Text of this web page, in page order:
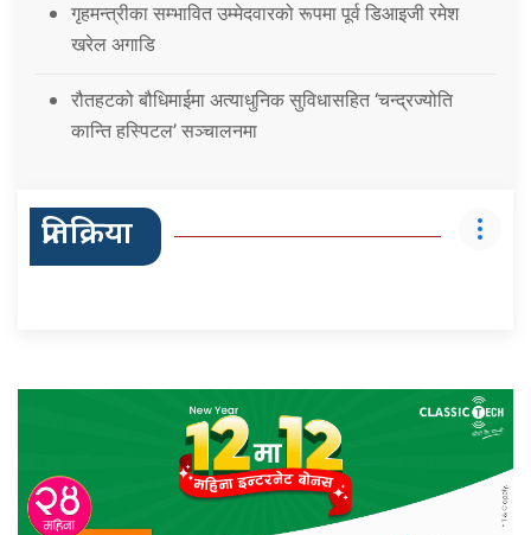
गृहमन्त्रीका सम्भावित उम्मेदवारको रूपमा पूर्व डिआइजी रमेश
खरेल अगाडि
रौतहटको बौधिमाईमा अत्याधुनिक सुविधासहित ‘चन्द्रज्योति
कान्ति हस्पिटल’ सञ्चालनमा
प्रतिक्रिया